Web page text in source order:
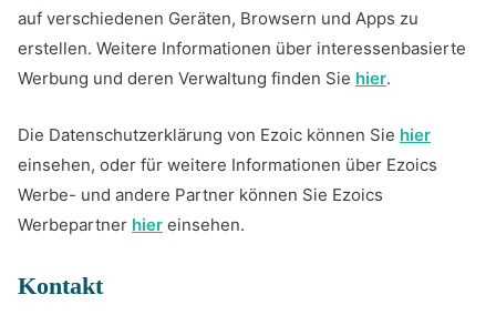
auf verschiedenen Geräten, Browsern und Apps zu
erstellen. Weitere Informationen über interessenbasierte
Werbung und deren Verwaltung finden Sie hier.
Die Datenschutzerklärung von Ezoic können Sie hier
einsehen, oder für weitere Informationen über Ezoics
Werbe- und andere Partner können Sie Ezoics
Werbepartner hier einsehen.
Kontakt